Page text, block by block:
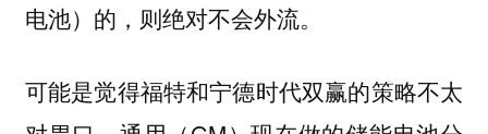
电池）的，则绝对不会外流。
可能是觉得福特和宁德时代双赢的策略不太